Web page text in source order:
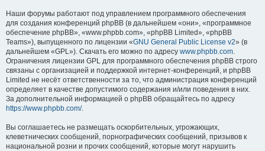
Наши форумы работают под управлением программного обеспечения
для создания конференций phpBB (в дальнейшем «они», «программное
обеспечение phpBB», «www.phpbb.com», «phpBB Limited», «phpBB
Teams»), выпущенного по лицензии «GNU General Public License v2» (в
дальнейшем «GPL»). Скачать его можно по адресу www.phpbb.com.
Ограничения лицензии GPL для программного обеспечения phpBB строго
связаны с организацией и поддержкой интернет-конференций, и phpBB
Limited не несёт ответственности за то, что администрация конференций
определяет в качестве допустимого содержания и/или поведения в них.
За дополнительной информацией о phpBB обращайтесь по адресу
https://www.phpbb.com/.
Вы соглашаетесь не размещать оскорбительных, угрожающих,
клеветнических сообщений, порнографических сообщений, призывов к
национальной розни и прочих сообщений, которые могут нарушить